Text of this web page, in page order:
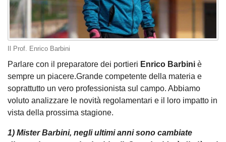
Il Prof. Enrico Barbini
Parlare con il preparatore dei portieri Enrico Barbini è
sempre un piacere.Grande competente della materia e
soprattutto un vero professionista sul campo. Abbiamo
voluto analizzare le novità regolamentari e il loro impatto in
vista della prossima stagione.
1) Mister Barbini, negli ultimi anni sono cambiate